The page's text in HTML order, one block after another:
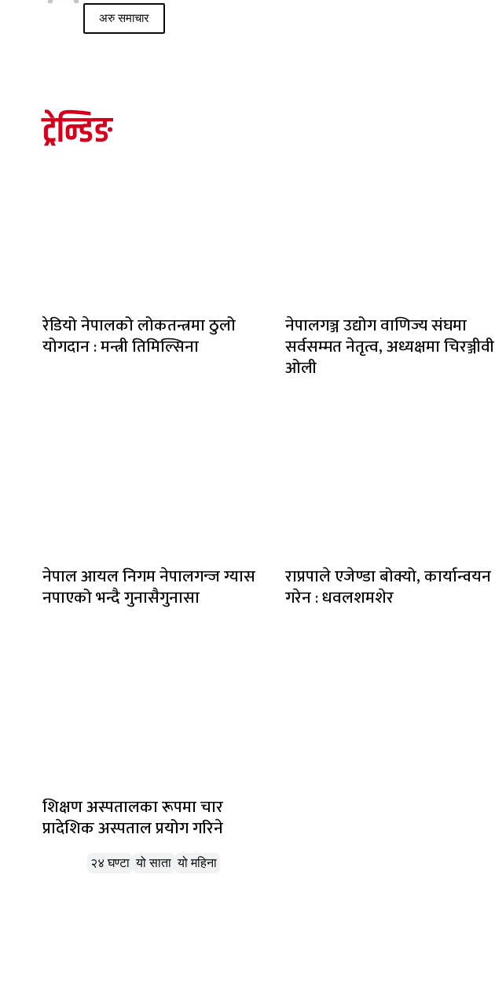
अरु समाचार
ट्रेन्डिङ
रेडियो नेपालको लोकतन्त्रमा ठुलो
योगदान : मन्त्री तिमिल्सिना
नेपालगञ्ज उद्योग वाणिज्य संघमा
सर्वसम्मत नेतृत्व, अध्यक्षमा चिरञ्जीवी
ओली
नेपाल आयल निगम नेपालगन्ज ग्यास
नपाएको भन्दै गुनासैगुनासा
राप्रपाले एजेण्डा बोक्यो, कार्यान्वयन
गरेन : धवलशमशेर
शिक्षण अस्पतालका रूपमा चार
प्रादेशिक अस्पताल प्रयोग गरिने
२४ घण्टा यो साता यो महिना